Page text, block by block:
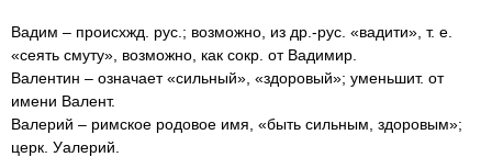
Вадим – происхжд. рус.; возможно, из др.-рус. «вадити», т. е.
«сеять смуту», возможно, как сокр. от Вадимир.
Валентин – означает «сильный», «здоровый»; уменьшит. от
имени Валент.
Валерий – римское родовое имя, «быть сильным, здоровым»;
церк. Уалерий.